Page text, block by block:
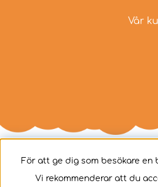
Vår
För att ge dig som besökare
Vi rekommenderar att du